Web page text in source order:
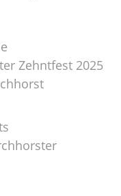
Zehntfest 2025